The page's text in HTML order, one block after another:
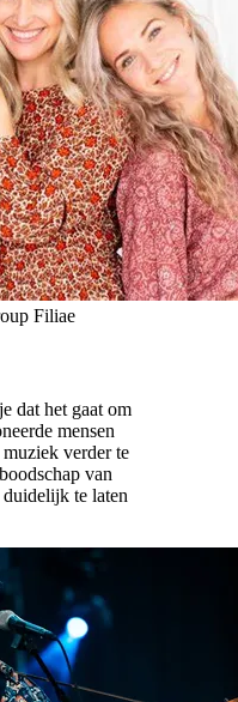
Filiae
dat het gaat om
mensen
verder te
van
te laten